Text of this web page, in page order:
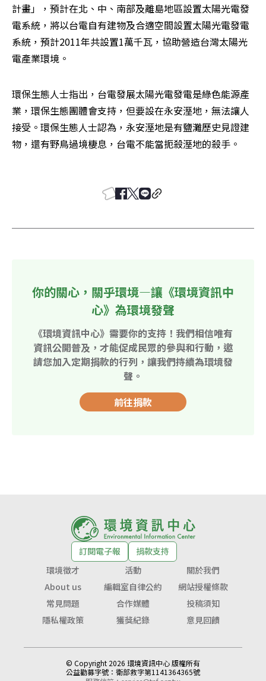
計畫」，預計在北、中、南部及離島地區設置太陽光電發
電系統，將以台電自有建物及合適空間設置太陽光電發電
系統，預計2011年共設置1萬千瓦，協助營造台灣太陽光
電產業環境。
環保生態人士指出，台電發展太陽光電發電是綠色能源產
業，環保生態團體會支持，但要設在永安溼地，無法讓人
接受。環保生態人士認為，永安溼地是有鹽灘歷史見證建
物，還有野鳥過境棲息，台電不能當扼殺溼地的殺手。
你的關心，關乎環境—讓《環境資訊中
心》為環境發聲
《環境資訊中心》需要你的支持！我們相信唯有
資訊公開普及，才能促成民眾的參與和行動，邀
請您加入定期捐款的行列，讓我們持續為環境發
聲。
前往捐款
訂閱電子報
捐款支持
環境徵才
活動
關於我們
About us
編輯室自律公約
網站授權條款
常見問題
合作媒體
投稿須知
隱私權政策
獲獎紀錄 意見回饋
© Copyright 2026 環境資訊中心 版權所有
公益勸募字號： 衛部救字第1141364365號